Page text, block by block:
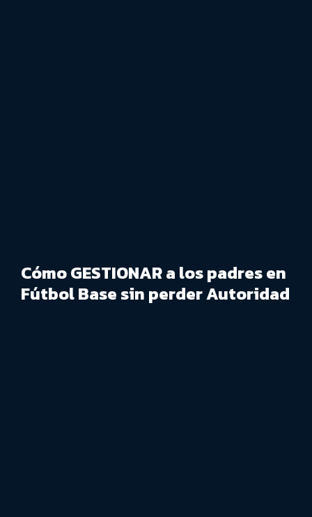
Cómo GESTIONAR a los padres en
Fútbol Base sin perder Autoridad